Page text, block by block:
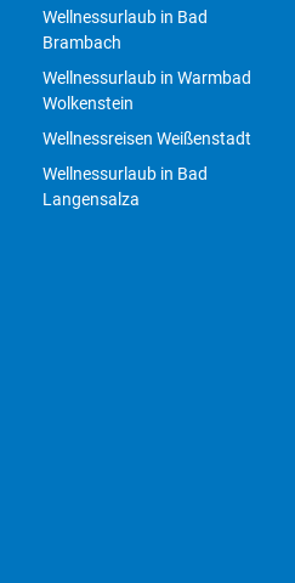
Kurreisen
Wellnessurlaub in Bad
Brambach
Wellnessurlaub in Warmbad
Wolkenstein
Wellnessreisen Weißenstadt
Wellnessurlaub in Bad
Langensalza